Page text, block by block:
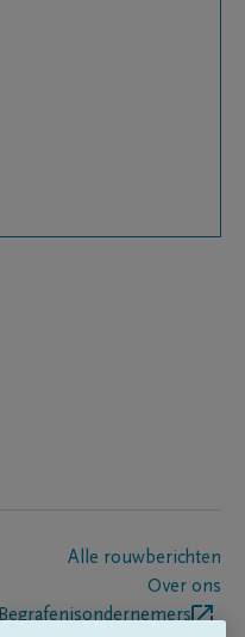
Alle rouwberichten
Over ons
Begrafenisondernemers